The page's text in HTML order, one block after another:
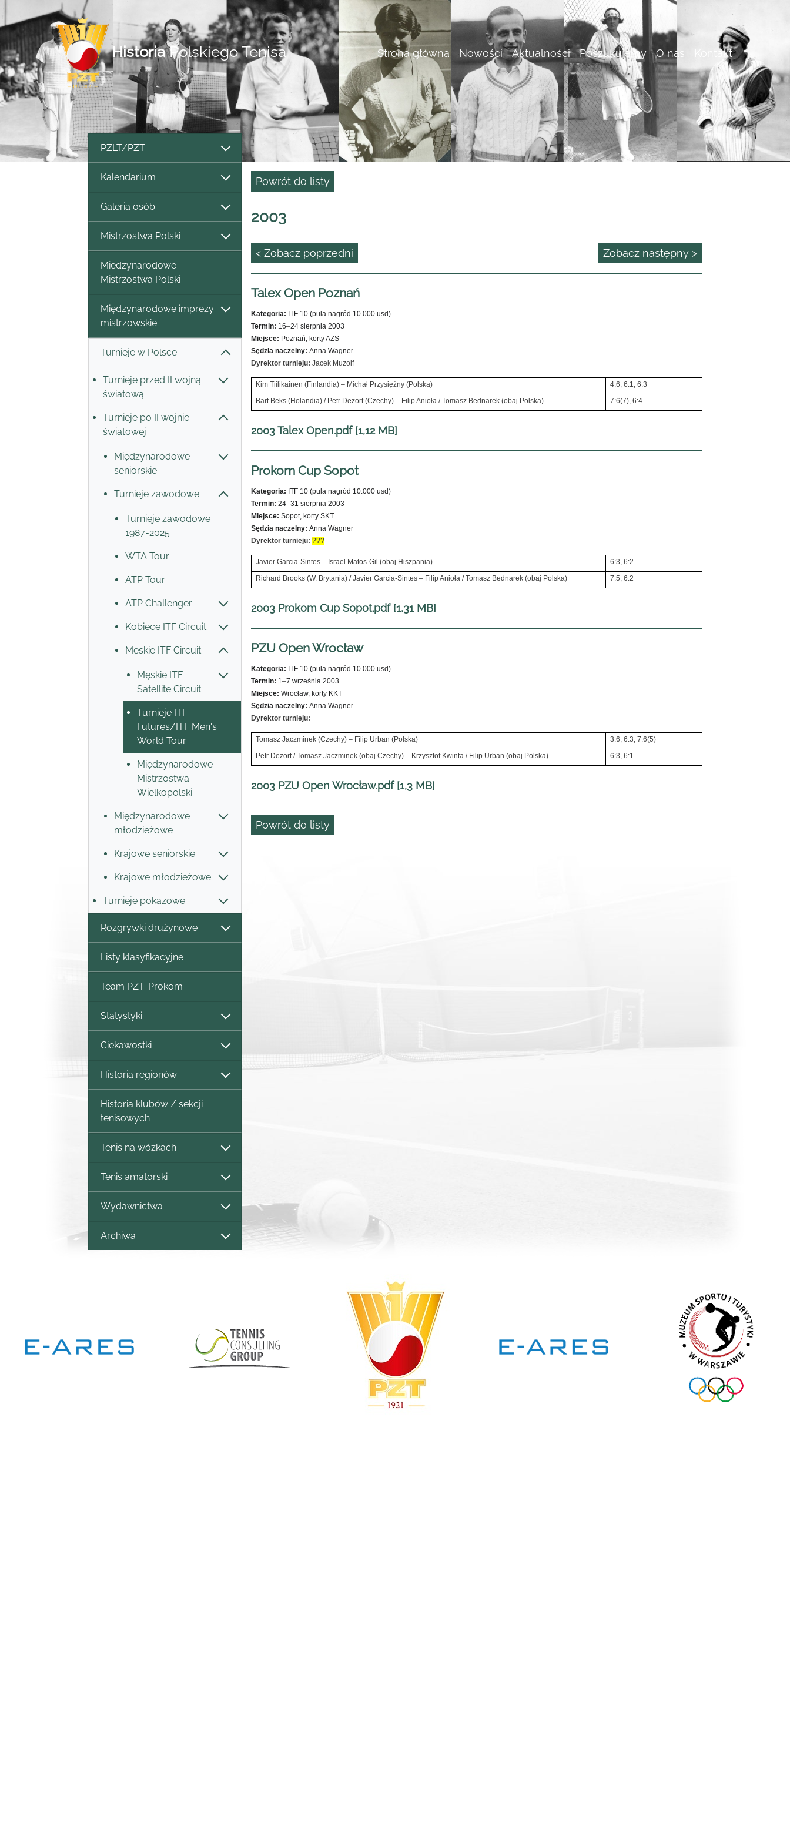
HistoriaPolskiego Tenisa Strona główna Nowości Aktualności Poszukujemy O nas Kontakt
PZLT/PZT
Kalendarium
Galeria osób
Mistrzostwa Polski
Międzynarodowe
Mistrzostwa Polski
Międzynarodowe imprezy
mistrzowskie
Turnieje w Polsce
Turnieje przed II wojną
światową
Turnieje po II wojnie
światowej
Międzynarodowe
seniorskie
Turnieje zawodowe
Turnieje zawodowe
1987-2025
WTA Tour
ATP Tour
ATP Challenger
Kobiece ITF Circuit
Męskie ITF Circuit
Męskie ITF
Satellite Circuit
Turnieje ITF
Futures/ITF Men's
World Tour
Międzynarodowe
Mistrzostwa
Wielkopolski
Międzynarodowe
młodzieżowe
Krajowe seniorskie
Krajowe młodzieżowe
Turnieje pokazowe
Rozgrywki drużynowe
Listy klasyfikacyjne
Team PZT-Prokom
Statystyki
Ciekawostki
Historia regionów
Historia klubów / sekcji
tenisowych
Tenis na wózkach
Tenis amatorski
Wydawnictwa
Archiwa
Powrót do listy
2003
< Zobacz poprzedni Zobacz następny >
Talex Open Poznań
Kategoria: ITF 10 (pula nagród 10.000 usd)
Termin: 16–24 sierpnia 2003
Miejsce: Poznań, korty AZS
Sędzia naczelny: Anna Wagner
Dyrektor turnieju: Jacek Muzolf
Kim Tiilikainen (Finlandia) – Michał Przysiężny (Polska)
4:6, 6:1, 6:3
Bart Beks (Holandia) / Petr Dezort (Czechy) – Filip Anioła / Tomasz Bednarek (obaj Polska)
7:6(7), 6:4
2003 Talex Open.pdf [1,12 MB]
Prokom Cup Sopot
Kategoria: ITF 10 (pula nagród 10.000 usd)
Termin: 24–31 sierpnia 2003
Miejsce: Sopot, korty SKT
Sędzia naczelny: Anna Wagner
Dyrektor turnieju: ???
Javier Garcia-Sintes – Israel Matos-Gil (obaj Hiszpania)
6:3, 6:2
Richard Brooks (W. Brytania) / Javier Garcia-Sintes – Filip Anioła / Tomasz Bednarek (obaj Polska)
7:5, 6:2
2003 Prokom Cup Sopot.pdf [1,31 MB]
PZU Open Wrocław
Kategoria: ITF 10 (pula nagród 10.000 usd)
Termin: 1–7 września 2003
Miejsce: Wrocław, korty KKT
Sędzia naczelny: Anna Wagner
Dyrektor turnieju:
Tomasz Jaczminek (Czechy) – Filip Urban (Polska)
3:6, 6:3, 7:6(5)
Petr Dezort / Tomasz Jaczminek (obaj Czechy) – Krzysztof Kwinta / Filip Urban (obaj Polska)
6:3, 6:1
2003 PZU Open Wrocław.pdf [1,3 MB]
Powrót do listy